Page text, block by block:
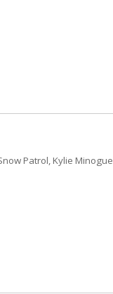
Patrol, Kylie